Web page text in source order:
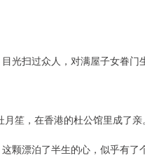
光扫过众人，对满屋子女眷门
笙，在香港的杜公馆里成了亲。
颗漂泊了半生的心，似乎有了